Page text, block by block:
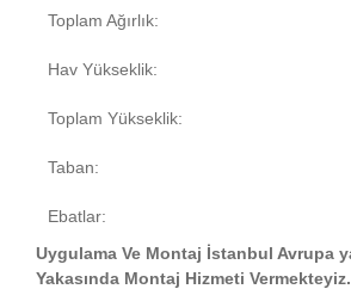
Toplam Ağırlık:
Hav Yükseklik:
Toplam Yükseklik:
Taban:
Ebatlar:
Uygulama Ve Montaj İstanbul Avrupa
Yakasında Montaj Hizmeti Vermekteyiz.